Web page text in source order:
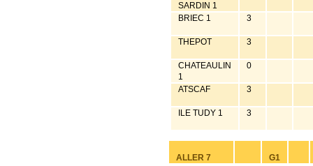
SARDIN 1
BRIEC 1 3
THEPOT 3
CHATEAULIN
1
0
ATSCAF 3
ILE TUDY 1 3
ALLER 7
G1